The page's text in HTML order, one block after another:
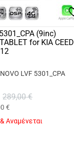
(9inc)
for KIA CEED
LVF 5301_CPA
289,00 €
€
Αναμένεται